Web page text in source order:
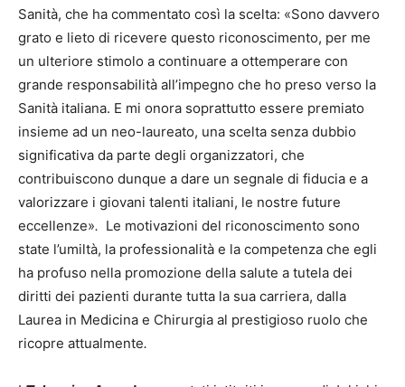
Sanità, che ha commentato così la scelta: «Sono davvero
grato e lieto di ricevere questo riconoscimento, per me
un ulteriore stimolo a continuare a ottemperare con
grande responsabilità all’impegno che ho preso verso la
Sanità italiana. E mi onora soprattutto essere premiato
insieme ad un neo-laureato, una scelta senza dubbio
significativa da parte degli organizzatori, che
contribuiscono dunque a dare un segnale di fiducia e a
valorizzare i giovani talenti italiani, le nostre future
eccellenze». Le motivazioni del riconoscimento sono
state l’umiltà, la professionalità e la competenza che egli
ha profuso nella promozione della salute a tutela dei
diritti dei pazienti durante tutta la sua carriera, dalla
Laurea in Medicina e Chirurgia al prestigioso ruolo che
ricopre attualmente.